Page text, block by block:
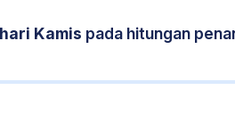
hari Kamis pada hitungan